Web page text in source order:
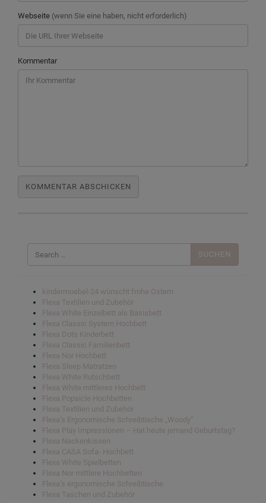
Webseite (wenn Sie eine haben, nicht erforderlich)
Kommentar
Suchen
nach:
kindermoebel-24 wünscht frohe Ostern
Flexa Textilien und Zubehör
Flexa White Einzelbett als Basisbett
Flexa Classic System Hochbett
Flexa Dots Kinderbett
Flexa Classic Familienbett
Flexa Nor Hochbett
Flexa Sleep Matratzen
Flexa White Rutschbett
Flexa White mittleres Hochbett
Flexa Popsicle Hochbetten
Flexa Textilien und Zubehör
Flexa’s Ergonomische Schreibtische „Woody“
Flexa Play Impressionen – Hat heute jemand Geburtstag?
Flexa Nackenkissen
Flexa CASA Sofa- Hochbett
Flexa White Spielbetten
Flexa Nor mittlere Hochbetten
Flexa’s ergonomische Schreibtische
Flexa Taschen und Zubehör